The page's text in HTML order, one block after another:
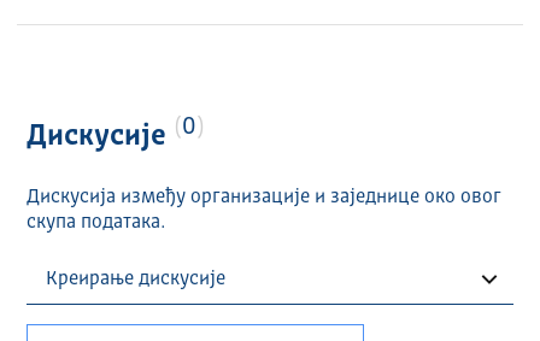
Дискусије 0
Дискусија између организације и заједнице око овог
скупа података.